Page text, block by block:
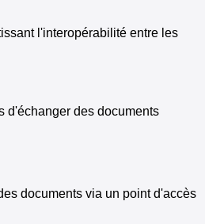
l'interopérabilité entre les
d'échanger des documents
documents via un point d'accès